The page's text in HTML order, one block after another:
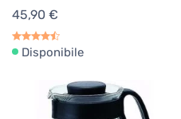
45,90 €
Disponibile